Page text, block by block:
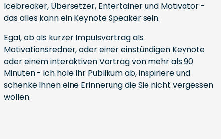
Icebreaker, Übersetzer, Entertainer und Motivator -
das alles kann ein Keynote Speaker sein.
Egal, ob als kurzer Impulsvortrag als
Motivationsredner, oder einer einstündigen Keynote
oder einem interaktiven Vortrag von mehr als 90
Minuten - ich hole Ihr Publikum ab, inspiriere und
schenke Ihnen eine Erinnerung die Sie nicht vergessen
wollen.